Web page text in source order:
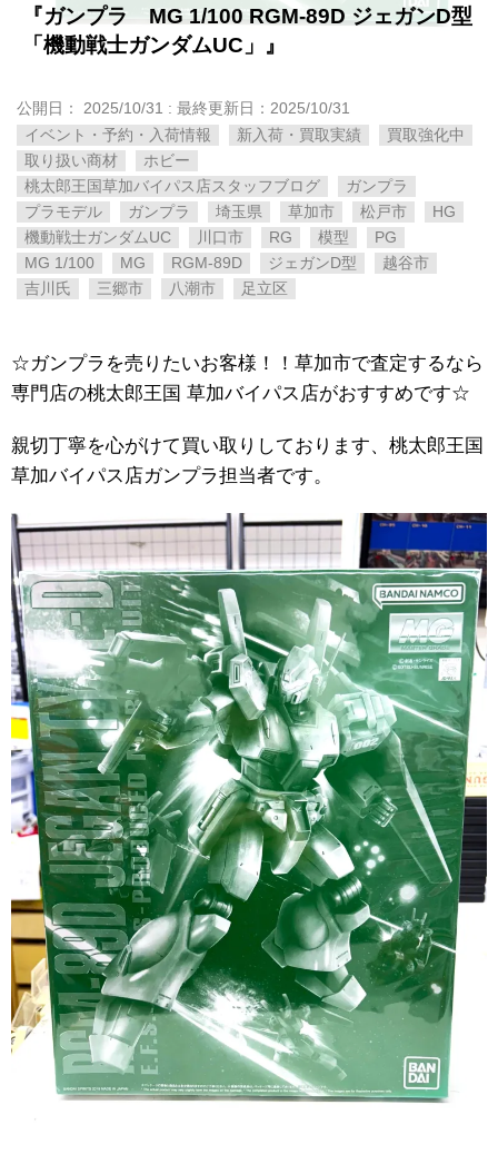
『ガンプラ MG 1/100 RGM-89D ジェガンD型
「機動戦士ガンダムUC」』
公開日： 2025/10/31 : 最終更新日：2025/10/31
イベント・予約・入荷情報
新入荷・買取実績
買取強化中
取り扱い商材
ホビー
桃太郎王国草加バイパス店スタッフブログ
ガンプラ
プラモデル
ガンプラ 埼玉県 草加市 松戸市
HG
機動戦士ガンダムUC
川口市 RG 模型
PG
MG 1/100
MG RGM-89D ジェガンD型
越谷市
吉川氏
三郷市 八潮市 足立区
☆ガンプラを売りたいお客様！！草加市で査定するなら
専門店の桃太郎王国 草加バイパス店がおすすめです☆
親切丁寧を心がけて買い取りしております、桃太郎王国
草加バイパス店ガンプラ担当者です。